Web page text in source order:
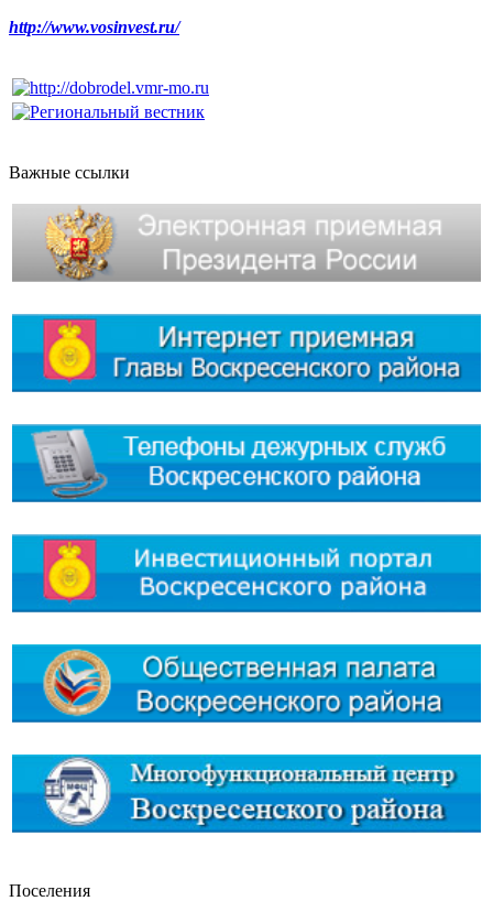
http://www.vosinvest.ru/
Важные ссылки
Поселения